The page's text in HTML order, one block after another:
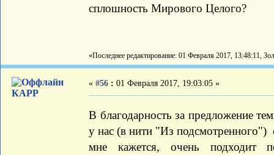
сплошность Мирового Целого?
«Последнее редактирование: 01 Февраля 2017, 13:48:11,
КАРР
« #56 : 01 Февраля 2017, 19:03:05 »
В благодарность за предложение
у нас (в нити "Из
мне кажется, очень подходит